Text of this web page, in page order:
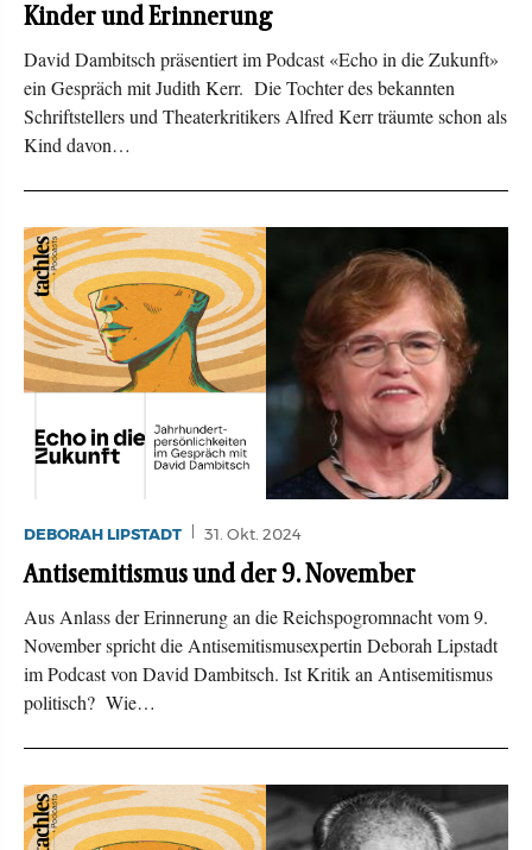
Kinder und Erinnerung
David Dambitsch präsentiert im Podcast «Echo in die Zukunft»
ein Gespräch mit Judith Kerr. Die Tochter des bekannten
Schriftstellers und Theaterkritikers Alfred Kerr träumte schon als
Kind davon…
DEBORAH LIPSTADT 31. Okt. 2024
Antisemitismus und der 9. November
Aus Anlass der Erinnerung an die Reichspogromnacht vom 9.
November spricht die Antisemitismusexpertin Deborah Lipstadt
im Podcast von David Dambitsch. Ist Kritik an Antisemitismus
politisch? Wie…